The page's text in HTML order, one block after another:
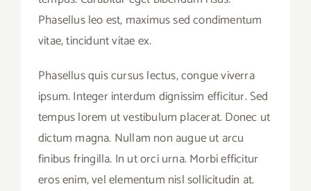
Phasellus leo est, maximus sed condimentum
vitae, tincidunt vitae ex.
Phasellus quis cursus lectus, congue viverra
ipsum. Integer interdum dignissim efficitur. Sed
tempus lorem ut vestibulum placerat. Donec ut
dictum magna. Nullam non augue ut arcu
finibus fringilla. In ut orci urna. Morbi efficitur
eros enim, vel elementum nisl sollicitudin at.